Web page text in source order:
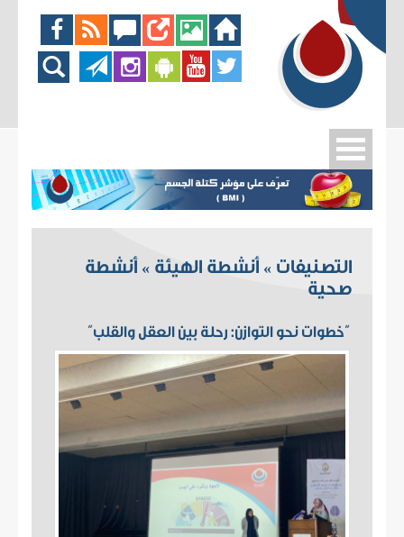
التصنيفات » أنشطة الهيئة » أنشطة
صحية
“خطوات نحو التوازن: رحلة بين العقل والقلب”